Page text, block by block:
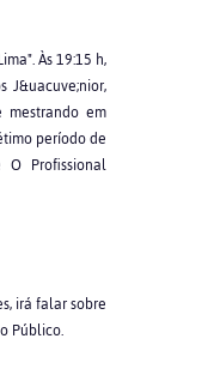
Às 19:15 h,
mestrando em
período de
Profissional
irá falar sobre
Público.